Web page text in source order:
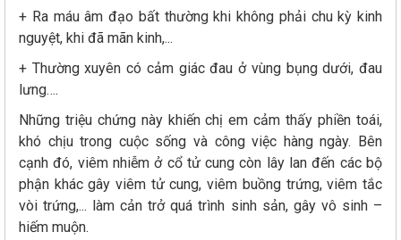
+ Ra máu âm đạo bất thường khi không phải chu kỳ kinh
nguyệt, khi đã mãn kinh,...
+ Thường xuyên có cảm giác đau ở vùng bụng dưới, đau
lưng….
Những triệu chứng này khiến chị em cảm thấy phiền toái,
khó chịu trong cuộc sống và công việc hàng ngày. Bên
cạnh đó, viêm nhiễm ở cổ tử cung còn lây lan đến các bộ
phận khác gây viêm tử cung, viêm buồng trứng, viêm tắc
vòi trứng,... làm cản trở quá trình sinh sản, gây vô sinh –
hiếm muộn.